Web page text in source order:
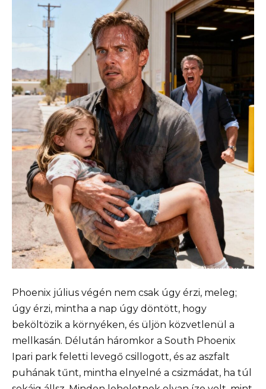
Phoenix július végén nem csak úgy érzi, meleg;
úgy érzi, mintha a nap úgy döntött, hogy
beköltözik a környéken, és üljön közvetlenül a
mellkasán. Délután háromkor a South Phoenix
Ipari park feletti levegő csillogott, és az aszfalt
puhának tűnt, mintha elnyelné a csizmádat, ha túl